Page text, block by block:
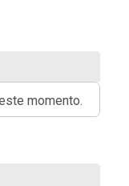
momento.